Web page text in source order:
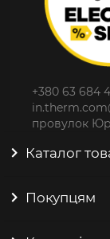
+380 63 684
провулок
Каталог
Покупцям